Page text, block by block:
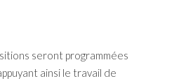
seront programmées
ainsi le travail de